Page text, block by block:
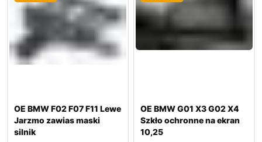
OE BMW F02 F07 F11 Lewe
Jarzmo zawias maski
silnik
OE BMW G01 X3 G02 X4
Szkło ochronne na ekran
10,25